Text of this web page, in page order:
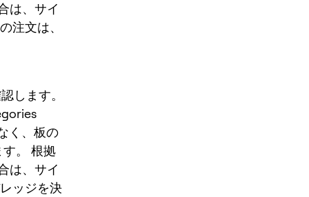
は、サイ
注文は、
します。
く、板の
。 根拠
は、サイ
ッジを決